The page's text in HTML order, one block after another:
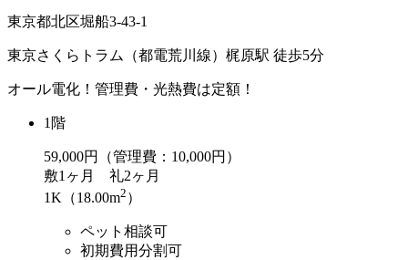
東京都北区堀船3-43-1
東京さくらトラム（都電荒川線）梶原駅 徒歩5分
オール電化！管理費・光熱費は定額！
1階
59,000円（管理費：10,000円）
敷1ヶ月 礼2ヶ月
1K（18.00m2 ）
ペット相談可
初期費用分割可